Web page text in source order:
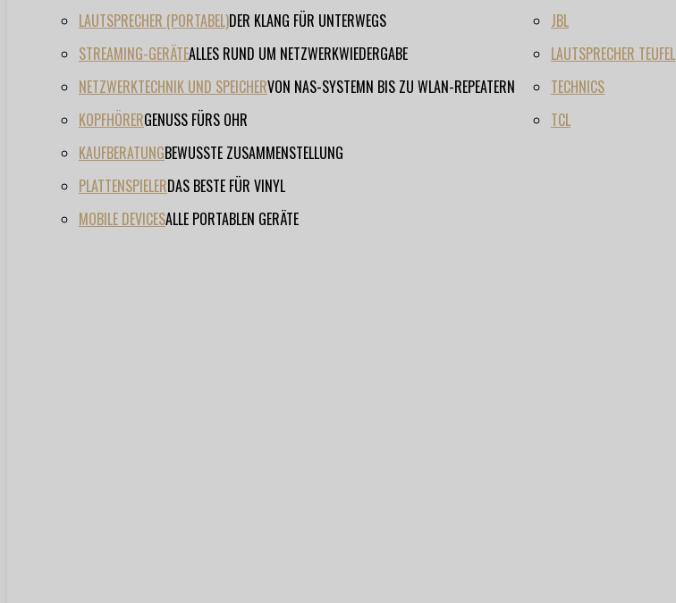
LAUTSPRECHER (PORTABEL)DER KLANG FÜR UNTERWEGS
STREAMING-GERÄTEALLES RUND UM NETZWERKWIEDERGABE
NETZWERKTECHNIK UND SPEICHERVON NAS-SYSTEMN BIS ZU WLAN-REPEATERN
KOPFHÖRERGENUSS FÜRS OHR
KAUFBERATUNGBEWUSSTE ZUSAMMENSTELLUNG
PLATTENSPIELERDAS BESTE FÜR VINYL
MOBILE DEVICESALLE PORTABLEN GERÄTE
JBL
LAUTSPRECHER TEUFEL
TECHNICS
TCL